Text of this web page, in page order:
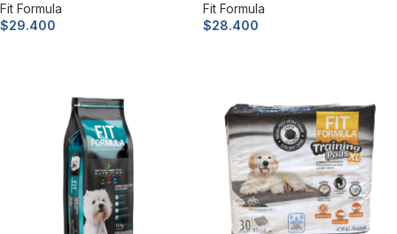
Fit Formula
$29.400
Fit Formula
$28.400